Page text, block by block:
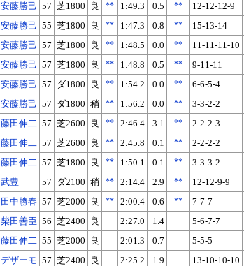
安藤勝己 57 芝1800 良 ** 1:49.3 0.5 ** 12-12-12-9
安藤勝己 55 芝1800 良 ** 1:47.3 0.8 ** 15-13-14
安藤勝己 57 芝1800 良 ** 1:48.5 0.0 ** 11-11-11-10
安藤勝己 57 芝1800 良 ** 1:48.8 0.5 ** 9-11-11
安藤勝己 57 ダ1800 良 ** 1:54.2 0.0 ** 6-6-5-4
安藤勝己 57 ダ1800 稍 ** 1:56.2 0.0 ** 3-3-2-2
藤田伸二 57 芝2600 良 ** 2:46.4 3.1 ** 2-2-2-3
藤田伸二 57 芝2600 良 ** 2:45.8 0.1 ** 2-2-2-2
藤田伸二 57 芝1800 良 ** 1:50.1 0.1 ** 3-3-3-2
武豊 57 ダ2100 稍 ** 2:14.4 2.9 ** 12-12-9-9
田中勝春 57 芝2000 良 ** 2:00.4 0.6 ** 7-7-7
柴田善臣 56 芝2400 良 2:27.0 1.4 5-6-7-7
藤田伸二 55 芝2000 良 2:01.3 0.7 5-5-5
デザーモ 57 芝2400 良 2:25.2 1.9 13-10-10-10